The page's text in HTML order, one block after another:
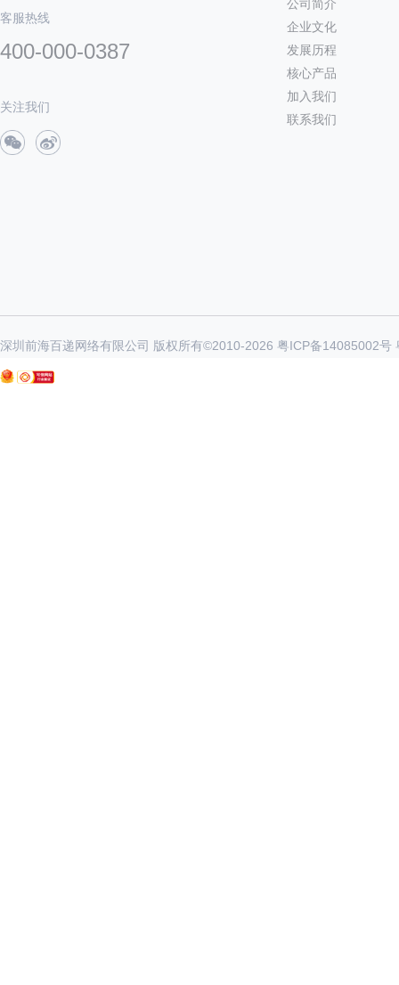
客服热线
400-000-0387
关注我们
公司简介
企业文化
发展历程
核心产品
加入我们
联系我们
深圳前海百递网络有限公司 版权所有©2010-2026 粤ICP备14085002号